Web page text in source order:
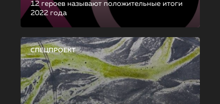
12 героев называют положительные итоги
2022 года
СПЕЦПРОЕКТ